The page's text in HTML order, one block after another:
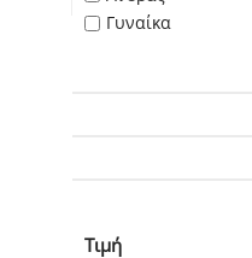
Γυναίκα
Τιμή